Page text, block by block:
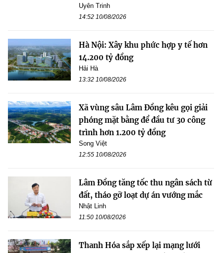
Uyên Trinh
14:52 10/08/2026
Hà Nội: Xây khu phức hợp y tế hơn
14.200 tỷ đồng
Hải Hà
13:32 10/08/2026
Xã vùng sâu Lâm Đồng kêu gọi giải
phóng mặt bằng để đầu tư 30 công
trình hơn 1.200 tỷ đồng
Song Việt
12:55 10/08/2026
Lâm Đồng tăng tốc thu ngân sách từ
đất, tháo gỡ loạt dự án vướng mắc
Nhật Linh
11:50 10/08/2026
Thanh Hóa sắp xếp lại mạng lưới